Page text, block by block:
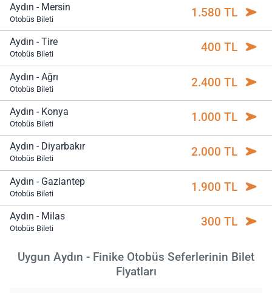
Aydın - Mersin
Otobüs Bileti 1.580 TL
Aydın - Tire
Otobüs Bileti 400 TL
Aydın - Ağrı
Otobüs Bileti 2.400 TL
Aydın - Konya
Otobüs Bileti 1.000 TL
Aydın - Diyarbakır
Otobüs Bileti 2.000 TL
Aydın - Gaziantep
Otobüs Bileti 1.900 TL
Aydın - Milas
Otobüs Bileti 300 TL
Uygun Aydın - Finike Otobüs Seferlerinin Bilet
Fiyatları